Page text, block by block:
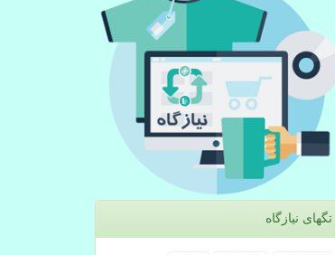
تگهای نیازگاه